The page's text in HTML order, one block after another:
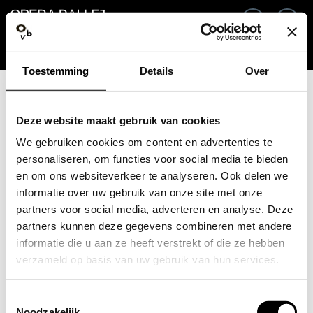
Toestemming Details Over
Deze website maakt gebruik van cookies
We gebruiken cookies om content en advertenties te
personaliseren, om functies voor social media te bieden
en om ons websiteverkeer te analyseren. Ook delen we
informatie over uw gebruik van onze site met onze
partners voor social media, adverteren en analyse. Deze
partners kunnen deze gegevens combineren met andere
informatie die u aan ze heeft verstrekt of die ze hebben
verzameld op basis van uw gebruik van hun services.
Mot de passe Mot de passe oublié ?
Créer un compte